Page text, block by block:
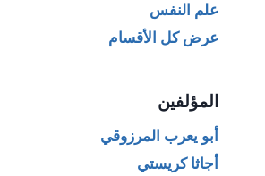
علم النفس
عرض كل الأقسام
المؤلفين
أبو يعرب المرزوقي
أجاثا كريستي